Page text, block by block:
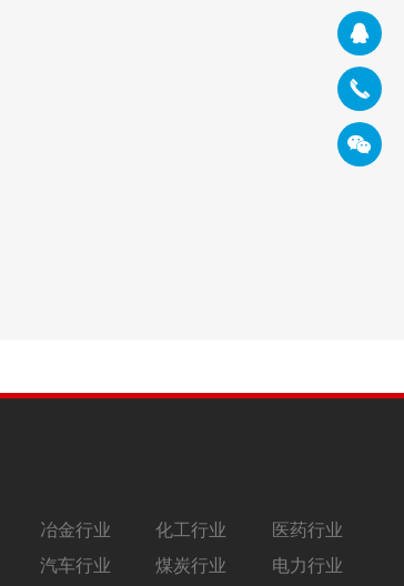
冶金行业 化工行业
医药行业
汽车行业 煤炭行业 电力行业